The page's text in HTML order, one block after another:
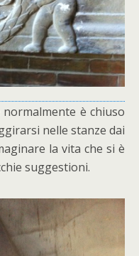
è chiuso
nelle stanze dai
la vita che si è
suggestioni.